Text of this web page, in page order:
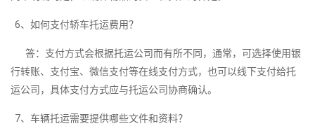
6、如何支付轿车托运费用？
答：支付方式会根据托运公司而有所不同，通常，可选择使用银
行转账、支付宝、微信支付等在线支付方式，也可以线下支付给托
运公司，具体支付方式应与托运公司协商确认。
7、车辆托运需要提供哪些文件和资料？